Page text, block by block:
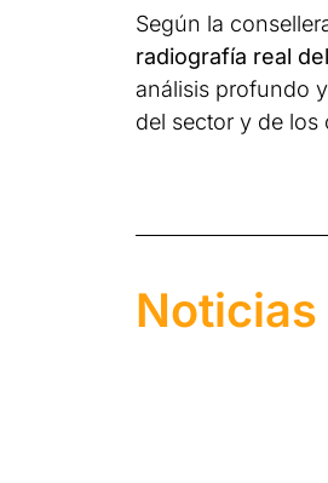
Según la
radiografía real
análisis profundo
del sector y de los